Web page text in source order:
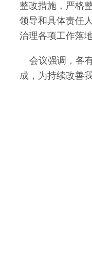
整改措施，严格
领导和具体责任
治理各项工作落地
会议强调，各
成，为持续改善